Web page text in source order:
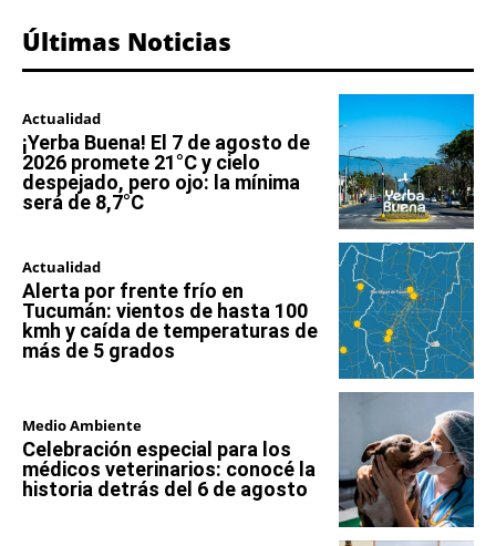
Últimas Noticias
Actualidad
¡Yerba Buena! El 7 de agosto de
2026 promete 21°C y cielo
despejado, pero ojo: la mínima
será de 8,7°C
Actualidad
Alerta por frente frío en
Tucumán: vientos de hasta 100
kmh y caída de temperaturas de
más de 5 grados
Medio Ambiente
Celebración especial para los
médicos veterinarios: conocé la
historia detrás del 6 de agosto